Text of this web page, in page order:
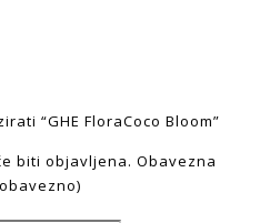
“GHE FloraCoco Bloom”
biti objavljena. Obavezna